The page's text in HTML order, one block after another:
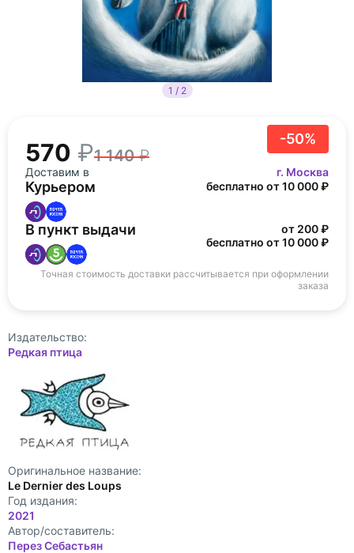
1 / 2
-50%
570 1 140
Доставим в г. Москва
Курьером бесплатно от 10 000 ₽
В пункт выдачи
от 200 ₽
бесплатно от 10 000 ₽
Точная стоимость доставки рассчитывается при оформлении
заказа
Издательство:
Редкая птица
Оригинальное название:
Le Dernier des Loups
Год издания:
2021
Автор/составитель:
Перез Себастьян